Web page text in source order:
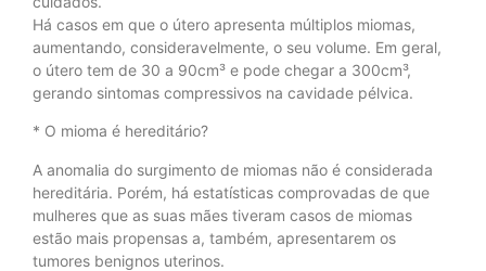
Há casos em que o útero apresenta múltiplos miomas,
aumentando, consideravelmente, o seu volume. Em geral,
o útero tem de 30 a 90cm³ e pode chegar a 300cm³,
gerando sintomas compressivos na cavidade pélvica.
* O mioma é hereditário?
A anomalia do surgimento de miomas não é considerada
hereditária. Porém, há estatísticas comprovadas de que
mulheres que as suas mães tiveram casos de miomas
estão mais propensas a, também, apresentarem os
tumores benignos uterinos.